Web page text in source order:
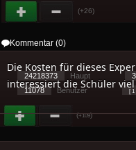
(+26)
Kommentar (0)
Die Kosten für dieses
interessiert die Schüler
(+109)
24218373 Haupt
11078
Benutzer [